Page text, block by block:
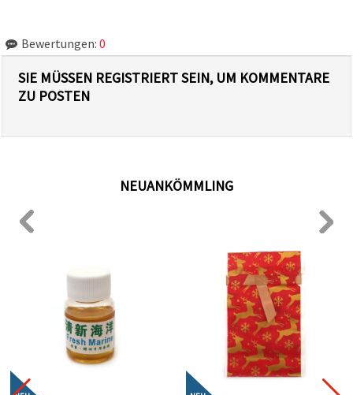
Bewertungen: 0
SIE MÜSSEN REGISTRIERT SEIN, UM KOMMENTARE
ZU POSTEN
NEUANKÖMMLING